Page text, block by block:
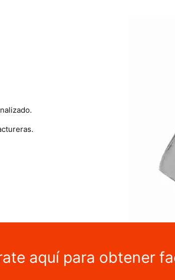
aquí para obtener